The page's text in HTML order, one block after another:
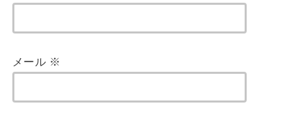
メール ※